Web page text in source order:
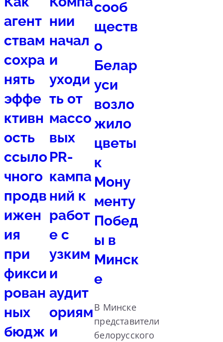
агент
ствам
сохра
нять
эффе
ктивн
ость
ссыло
чного
продв
ижен
ия
при
фикси
рован
ных
бюдж
нии
начал
и
уходи
ть от
массо
вых
PR-
кампа
ний к
работ
е с
узким
и
аудит
ориям
и
сооб
ществ
о
Белар
уси
возло
жило
цветы
к
Мону
менту
Побед
ы в
Минск
е
В Минске
представители
белорусского